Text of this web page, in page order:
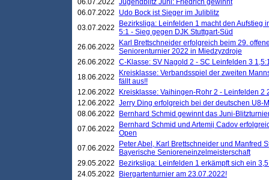
06.07.2022 Jugendblitz Juni: Friedrich gewinnt
06.07.2022
Udo Bock ist Sieger im Juliblitz
03.07.2022
Bezirksliga: Leinfelden 1 macht den Aufstieg
5:1 - Sieg gegen DJK Stuttgart-Süd
26.06.2022
Karl Brettschneider erfolgreich beim 29.
Seniorenturnier 2022 in Miedzyzdroje
26.06.2022 C-Klasse: SV Nagold 2 - SC Leinfelden 3
18.06.2022
Kreisklasse: Verbandsspiel der zweiten
fällt aus!!
12.06.2022
Kreisklasse: Vaihingen-Rohr 2 - Leinfelden 2
12.06.2022 Jerry Ding erfolgreich bei der deutschen U8-
08.06.2022
Bernhard Schmid gewinnt das Juni-
07.06.2022
Bernhard Schmid und Artemij Cadov
Open
07.06.2022
Peter Abel, Karl Brettschneider und Manfred
Bayerische Senioreneinzelmeisterschaft
29.05.2022
Bezirksliga: Leinfelden 1 erkämpft sich ein
24.05.2022
Biergartenturnier am 23.07.2022!